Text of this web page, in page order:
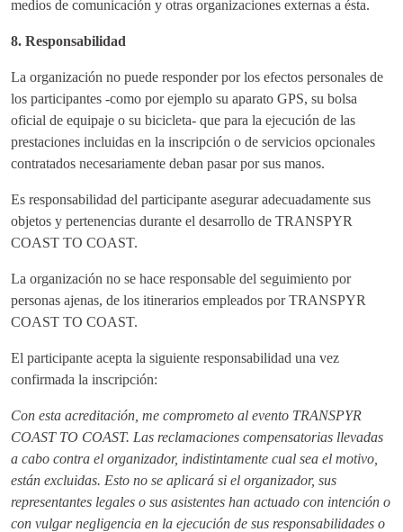
medios de comunicación y otras organizaciones externas a ésta.
8. Responsabilidad
La organización no puede responder por los efectos personales de
los participantes -como por ejemplo su aparato GPS, su bolsa
oficial de equipaje o su bicicleta- que para la ejecución de las
prestaciones incluidas en la inscripción o de servicios opcionales
contratados necesariamente deban pasar por sus manos.
Es responsabilidad del participante asegurar adecuadamente sus
objetos y pertenencias durante el desarrollo de TRANSPYR
COAST TO COAST.
La organización no se hace responsable del seguimiento por
personas ajenas, de los itinerarios empleados por TRANSPYR
COAST TO COAST.
El participante acepta la siguiente responsabilidad una vez
confirmada la inscripción:
Con esta acreditación, me comprometo al evento TRANSPYR
COAST TO COAST. Las reclamaciones compensatorias llevadas
a cabo contra el organizador, indistintamente cual sea el motivo,
están excluidas. Esto no se aplicará si el organizador, sus
representantes legales o sus asistentes han actuado con intención o
con vulgar negligencia en la ejecución de sus responsabilidades o